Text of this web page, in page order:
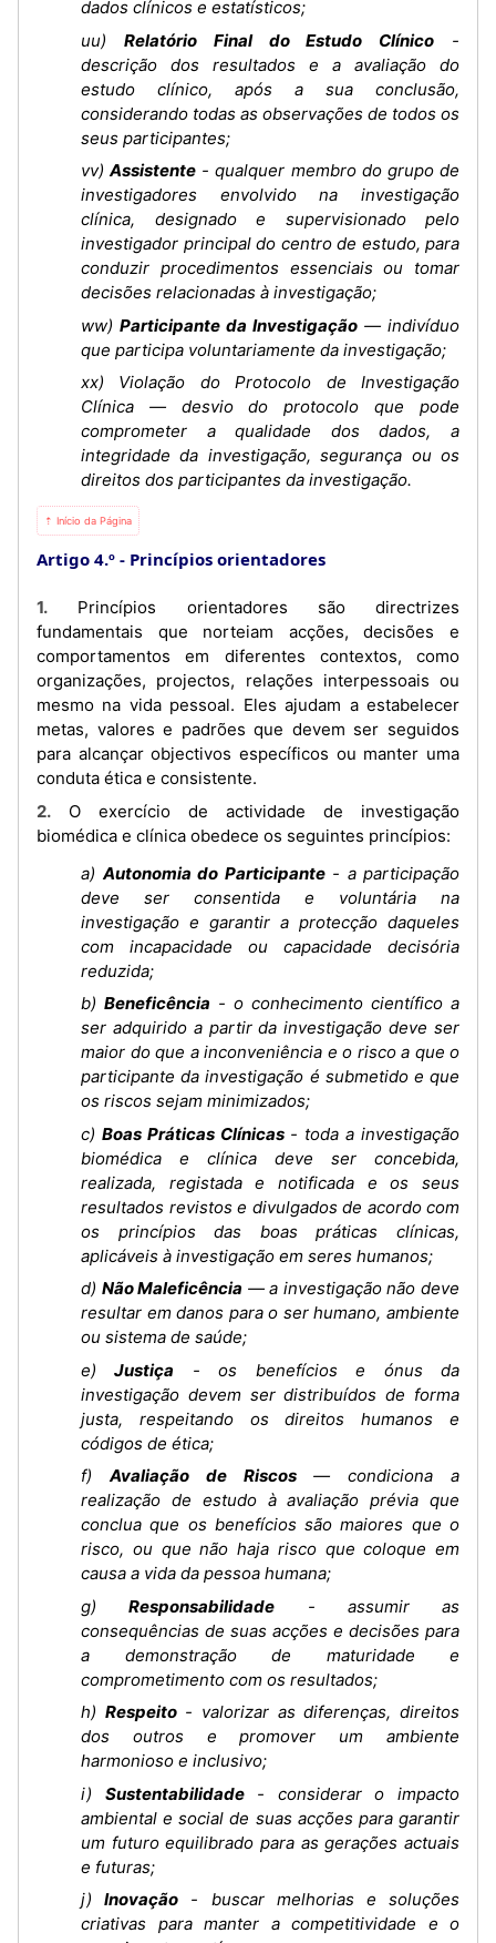
dados clínicos e estatísticos;
uu) Relatório Final do Estudo Clínico -
descrição dos resultados e a avaliação do
estudo clínico, após a sua conclusão,
considerando todas as observações de todos os
seus participantes;
vv)Assistente - qualquer membro do grupo de
investigadores envolvido na investigação
clínica, designado e supervisionado pelo
investigador principal do centro de estudo, para
conduzir procedimentos essenciais ou tomar
decisões relacionadas à investigação;
ww) Participante da Investigação — indivíduo
que participa voluntariamente da investigação;
xx) Violação do Protocolo de Investigação
Clínica — desvio do protocolo que pode
comprometer a qualidade dos dados, a
integridade da investigação, segurança ou os
direitos dos participantes da investigação.
⇡ Início da Página
Artigo 4.º Princípios orientadores
1. Princípios orientadores são directrizes
fundamentais que norteiam acções, decisões e
comportamentos em diferentes contextos, como
organizações, projectos, relações interpessoais ou
mesmo na vida pessoal. Eles ajudam a estabelecer
metas, valores e padrões que devem ser seguidos
para alcançar objectivos específicos ou manter uma
conduta ética e consistente.
2. O exercício de actividade de investigação
biomédica e clínica obedece os seguintes princípios:
a) Autonomia do Participante- a participação
deve ser consentida e voluntária na
investigação e garantir a protecção daqueles
com incapacidade ou capacidade decisória
reduzida;
b) Beneficência - o conhecimento científico a
ser adquirido a partir da investigação deve ser
maior do que a inconveniência e o risco a que o
participante da investigação é submetido e que
os riscos sejam minimizados;
c) Boas Práticas Clínicas- toda a investigação
biomédica e clínica deve ser concebida,
realizada, registada e notificada e os seus
resultados revistos e divulgados de acordo com
os princípios das boas práticas clínicas,
aplicáveis à investigação em seres humanos;
d) Não Maleficência — a investigação não deve
resultar em danos para o ser humano, ambiente
ou sistema de saúde;
e)Justiça - os benefícios e ónus da
investigação devem ser distribuídos de forma
justa, respeitando os direitos humanos e
códigos de ética;
f)Avaliação de Riscos— condiciona a
realização de estudo à avaliação prévia que
conclua que os benefícios são maiores que o
risco, ou que não haja risco que coloque em
causa a vida da pessoa humana;
g)Responsabilidade - assumir as
consequências de suas acções e decisões para
a demonstração de maturidade e
comprometimento com os resultados;
h) Respeito- valorizar as diferenças, direitos
dos outros e promover um ambiente
harmonioso e inclusivo;
i) Sustentabilidade- considerar o impacto
ambiental e social de suas acções para garantir
um futuro equilibrado para as gerações actuais
e futuras;
j)Inovação - buscar melhorias e soluções
criativas para manter a competitividade e o